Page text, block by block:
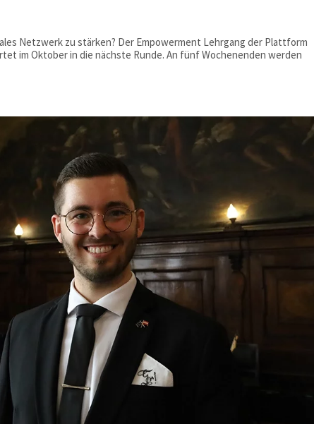
Netzwerk zu stärken? Der Empowerment Lehrgang der Plattform
im Oktober in die nächste Runde. An fünf Wochenenden werden